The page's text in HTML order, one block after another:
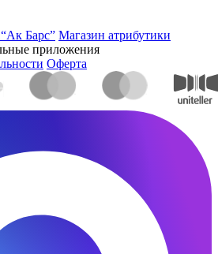
Барс” Магазин атрибутики
приложения
Оферта